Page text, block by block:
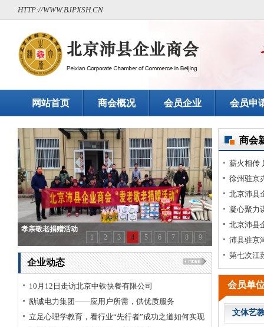
HTTP://WWW.BJPXSH.CN
网站首页 商会概况 会员企业 会员申
孝亲敬老捐赠活动
1
2 3 4 5 6 7 8 9
企业动态
10月12日走访北京中铁快餐有限公司
励诚电力集团——应用户所需，供优质服务
立足心理学教育，看行业“先行者”成功之道如何实现
商会
薪火相传
县企业商
合党委
徐州驻京
企业商会
北京沛县
凝心聚力
程
北京沛县
六联党委
沛县驻京
走访北京
第七次江
席会圆满
径
会员单
文体艺